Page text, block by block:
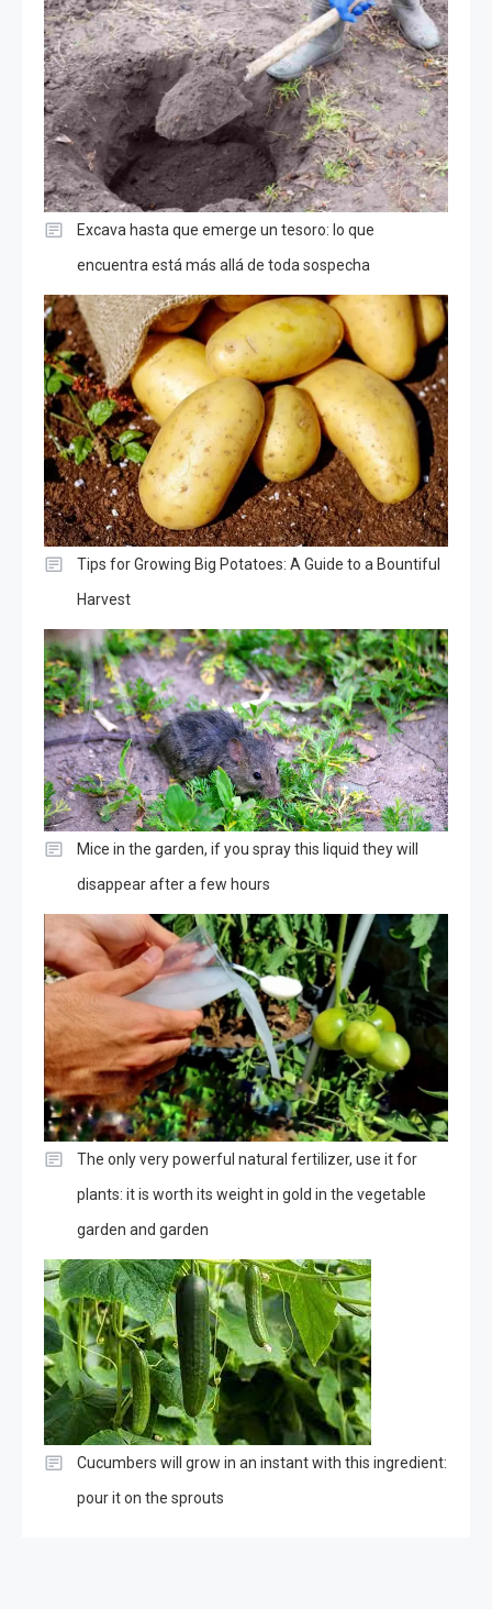
Excava hasta que emerge un tesoro: lo que
encuentra está más allá de toda sospecha
Tips for Growing Big Potatoes: A Guide to a Bountiful
Harvest
Mice in the garden, if you spray this liquid they will
disappear after a few hours
The only very powerful natural fertilizer, use it for
plants: it is worth its weight in gold in the vegetable
garden and garden
Cucumbers will grow in an instant with this ingredient:
pour it on the sprouts